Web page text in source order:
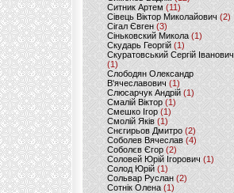
Ситник Артем(11)
Сівець Віктор Миколайович(2)
Сігал Євген (3)
Сіньковский Микола(1)
Скударь Георгій (1)
Скуратовський Сергій Іванович
(1)
Слободян Олександр
В'ячеславович(1)
Слюсарчук Андрій(1)
Смалій Віктор (1)
Смешко Ігор (1)
Смолій Яків (1)
Снєгирьов Дмитро (2)
Соболев Вячеслав (4)
Соболєв Єгор(2)
Соловей Юрій Ігорович (1)
Солод Юрій (1)
Сольвар Руслан (2)
Сотнік Олена(1)